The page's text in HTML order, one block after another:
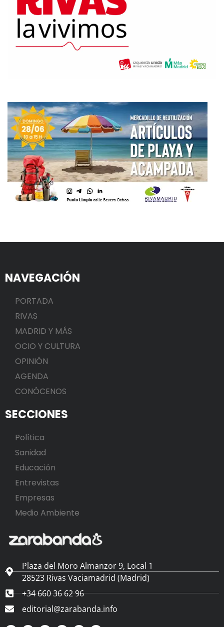
NAVEGACIÓN
PORTADA
RIVAS
MADRID Y MÁS
OCIO Y CULTURA
OPINIÓN
AGENDA
CONÓCENOS
SECCIONES
Política
Sanidad
Educación
Entrevistas
Empresas
Medio Ambiente
Plaza del Moro Almanzor 9, Local 1
28523 Rivas Vaciamadrid (Madrid)
+34 660 36 62 96
editorial@zarabanda.info